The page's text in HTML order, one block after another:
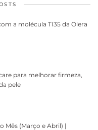
a molécula TI35 da Olera
para melhorar firmeza,
pele
Mês (Março e Abril) |